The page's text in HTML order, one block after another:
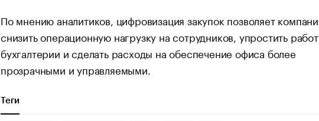
По мнению аналитиков, цифровизация закупок позволяет
снизить операционную нагрузку на сотрудников, упростить
бухгалтерии и сделать расходы на обеспечение офиса более
прозрачными и управляемыми.
Теги